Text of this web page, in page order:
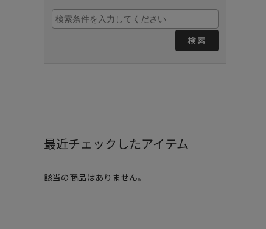
検索
最近チェックしたアイテム
該当の商品はありません。